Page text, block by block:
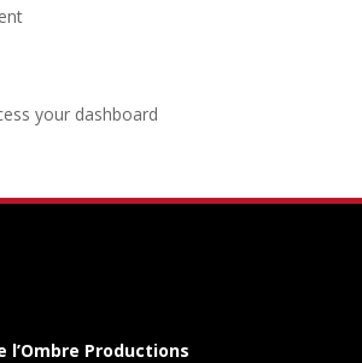
your dashboard
l’Ombre Productions